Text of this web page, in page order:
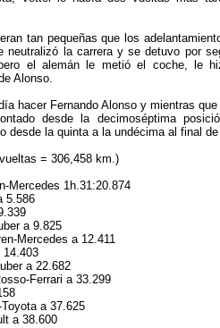
tan pequeñas que los
neutralizó la carrera y se detuvo por
el alemán le metió el coche, le
Alonso.
hacer Fernando Alonso y mientras
desde la decimoséptima
desde la quinta a la undécima al final
= 306,458 km.)
Mercedes 1h.31:20.874
5.586
a 9.825
Mercedes a 12.411
14.403
a 22.682
Ferrari a 33.299
a 37.625
a 38.600